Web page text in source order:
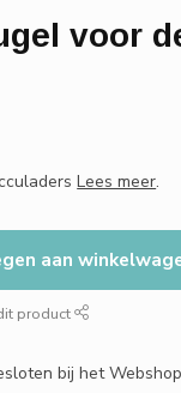
voor
Lees meer.
aan
product
bij het